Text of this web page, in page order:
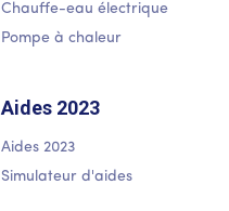
Chauffe-eau électrique
Pompe à chaleur
Aides 2023
Aides 2023
Simulateur d'aides